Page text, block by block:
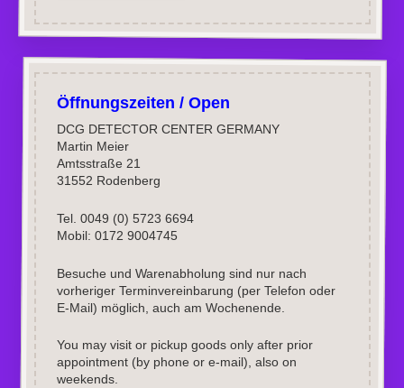
Öffnungszeiten / Open
DCG DETECTOR CENTER GERMANY
Martin Meier
Amtsstraße 21
31552 Rodenberg
Tel. 0049 (0) 5723 6694
Mobil: 0172 9004745
Besuche und Warenabholung sind nur nach
vorheriger Terminvereinbarung (per Telefon oder
E-Mail) möglich, auch am Wochenende.
You may visit or pickup goods only after prior
appointment (by phone or e-mail), also on
weekends.